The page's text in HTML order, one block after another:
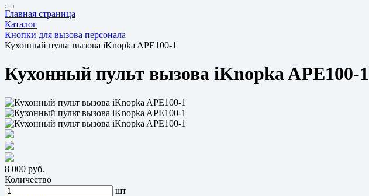
Главная страница
Каталог
Кнопки для вызова персонала
Кухонный пульт вызова iKnopka APE100-1
Кухонный пульт вызова iKnopka APE100-1
8 000 руб.
Количество
шт